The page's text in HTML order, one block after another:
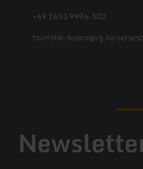
+49 2653 9996-502
touristik-